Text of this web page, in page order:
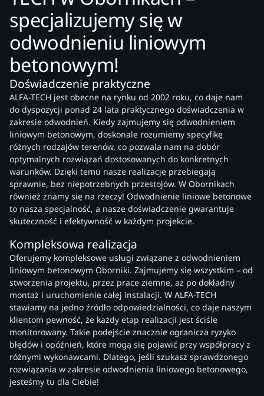
specjalizujemy się w
odwodnieniu liniowym
betonowym!
Doświadczenie praktyczne
ALFA-TECH jest obecne na rynku od 2002 roku, co daje nam
do dyspozycji ponad 24 lata praktycznego doświadczenia w
zakresie odwodnień. Kiedy zajmujemy się odwodnieniem
liniowym betonowym, doskonale rozumiemy specyfikę
różnych rodzajów terenów, co pozwala nam na dobór
optymalnych rozwiązań dostosowanych do konkretnych
warunków. Dzięki temu nasze realizacje przebiegają
sprawnie, bez niepotrzebnych przestojów. W Obornikach
również znamy się na rzeczy! Odwodnienie liniowe betonowe
to nasza specjalność, a nasze doświadczenie gwarantuje
skuteczność i efektywność w każdym projekcie.
Kompleksowa realizacja
Oferujemy kompleksowe usługi związane z odwodnieniem
liniowym betonowym Oborniki. Zajmujemy się wszystkim – od
stworzenia projektu, przez prace ziemne, aż po dokładny
montaż i uruchomienie całej instalacji. W ALFA-TECH
stawiamy na jedno źródło odpowiedzialności, co daje naszym
klientom pewność, że każdy etap realizacji jest ściśle
monitorowany. Takie podejście znacznie ogranicza ryzyko
błędów i opóźnień, które mogą się pojawić przy współpracy z
różnymi wykonawcami. Dlatego, jeśli szukasz sprawdzonego
rozwiązania w zakresie odwodnienia liniowego betonowego,
jesteśmy tu dla Ciebie!